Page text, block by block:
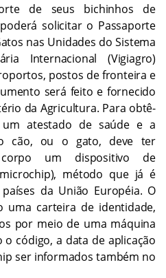
de seus bichinhos de
solicitar o Passaporte
nas Unidades do Sistema
Internacional (Vigiagro)
postos de fronteira e
será feito e fornecido
da Agricultura. Para obtê-
atestado de saúde e a
cão, ou o gato, deve ter
um dispositivo de
método que já é
da União Européia. O
uma carteira de identidade,
por meio de uma máquina
código, a data de aplicação
ser informados também no